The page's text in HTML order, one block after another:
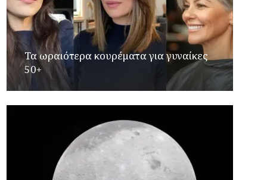
Τα ωραιότερα κουρέματα για γυναίκες
50+